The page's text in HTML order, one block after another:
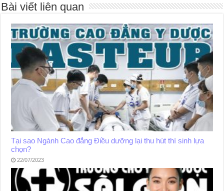
Bài viết liên quan
Tại sao Ngành Cao đẳng Điều dưỡng lại thu hút thí sinh lựa
chọn?
22/07/2023